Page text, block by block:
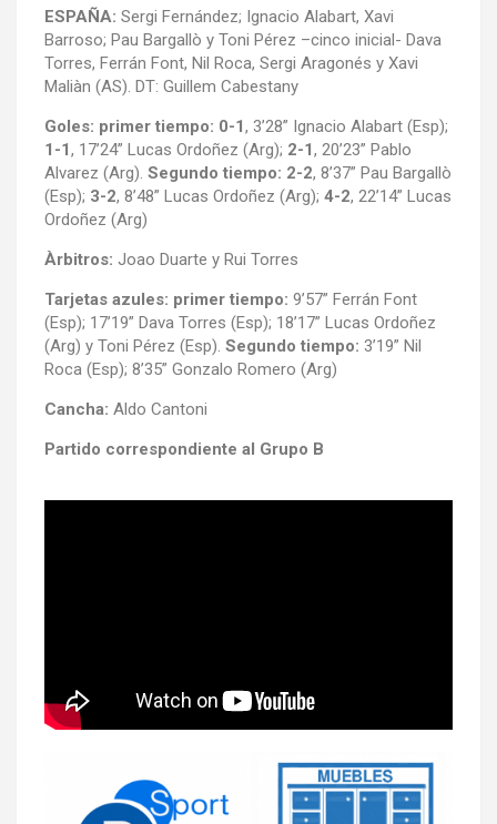
ESPAÑA: Sergi Fernández; Ignacio Alabart, Xavi
Barroso; Pau Bargallò y Toni Pérez –cinco inicial- Dava
Torres, Ferrán Font, Nil Roca, Sergi Aragonés y Xavi
Maliàn (AS). DT: Guillem Cabestany
Goles: primer tiempo: 0-1, 3’28” Ignacio Alabart (Esp);
1-1, 17’24” Lucas Ordoñez (Arg); 2-1, 20’23” Pablo
Alvarez (Arg). Segundo tiempo: 2-2, 8’37” Pau Bargallò
(Esp); 3-2, 8’48” Lucas Ordoñez (Arg); 4-2, 22’14” Lucas
Ordoñez (Arg)
Àrbitros: Joao Duarte y Rui Torres
Tarjetas azules: primer tiempo: 9’57” Ferrán Font
(Esp); 17’19” Dava Torres (Esp); 18’17” Lucas Ordoñez
(Arg) y Toni Pérez (Esp). Segundo tiempo: 3’19” Nil
Roca (Esp); 8’35” Gonzalo Romero (Arg)
Cancha: Aldo Cantoni
Partido correspondiente al Grupo B